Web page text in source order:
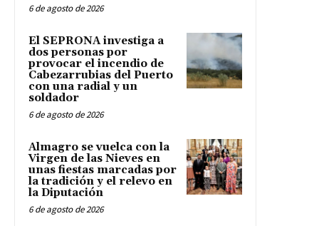
6 de agosto de 2026
El SEPRONA investiga a
dos personas por
provocar el incendio de
Cabezarrubias del Puerto
con una radial y un
soldador
6 de agosto de 2026
Almagro se vuelca con la
Virgen de las Nieves en
unas fiestas marcadas por
la tradición y el relevo en
la Diputación
6 de agosto de 2026